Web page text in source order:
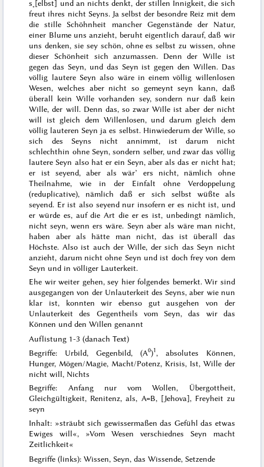
s˖[elbst] und an nichts denkt, der stillen Innigkeit, die sich
freut ihres nicht Seyns. Ja selbst der besondre Reiz mit dem
die stille Schöhnheit mancher Gegenstände der Natur,
einer Blume uns anzieht, beruht eigentlich darauf, daß wir
uns denken, sie sey schön, ohne es selbst zu wissen, ohne
dieser Schönheit sich anzumassen. Denn der Wille ist
gegen das Seyn, und das Seyn ist gegen den Willen. Das
völlig lautere Seyn also wäre in einem völlig willenlosen
Wesen, welches aber nicht so gemeynt seyn kann, daß
überall kein Wille vorhanden sey, sondern nur daß kein
Wille, der will. Denn das, so zwar Wille ist aber der nicht
will ist gleich dem Willenlosen, und darum gleich dem
völlig lauteren Seyn ja es selbst. Hinwiederum der Wille, so
sich des Seyns nicht annimmt, ist darum nicht
schlechthin ohne Seyn, sondern selber, und zwar das völlig
lautere Seyn also hat er ein Seyn, aber als das er nicht hat;
er ist seyend, aber als wär’ ers nicht, nämlich ohne
Theilnahme, wie in der Einfalt ohne Verdoppelung
(reduplicative), nämlich daß er sich selbst wüßte als
seyend. Er ist also seyend nur insofern er es nicht ist, und
er würde es, auf die Art die er es ist, unbedingt nämlich,
nicht seyn, wenn ers wäre. Seyn aber als wäre man nicht,
haben aber als hätte man nicht, das ist überall das
Höchste. Also ist auch der Wille, der sich das Seyn nicht
anzieht, darum nicht ohne Seyn und ist doch frey von dem
Seyn und in völliger Lauterkeit.
Ehe wir weiter gehen, sey hier folgendes bemerkt. Wir sind
ausgegangen von der Unlauterkeit des Seyns, aber wie nun
klar ist, konnten wir ebenso gut ausgehen von der
Unlauterkeit des Gegentheils vom Seyn, das wir das
Können und den Willen genannt
Auflistung 1-3 (danach Text)
Begriffe: Urbild, Gegenbild, (A0)1, absolutes Können,
Hunger, Mögen/Magie, Macht/Potenz, Krisis, Ist, Wille der
nicht will, Nichts
Begriffe: Anfang nur vom Wollen, Übergottheit,
Gleichgültigkeit, Renitenz, als, A=B, [Jehova], Freyheit zu
seyn
Inhalt: »sträubt sich gewissermaßen das Gefühl das etwas
Ewiges will«, »Vom Wesen verschiednes Seyn macht
Zeitlichkeit«
Begriffe (links): Wissen, Seyn, das Wissende, Setzende